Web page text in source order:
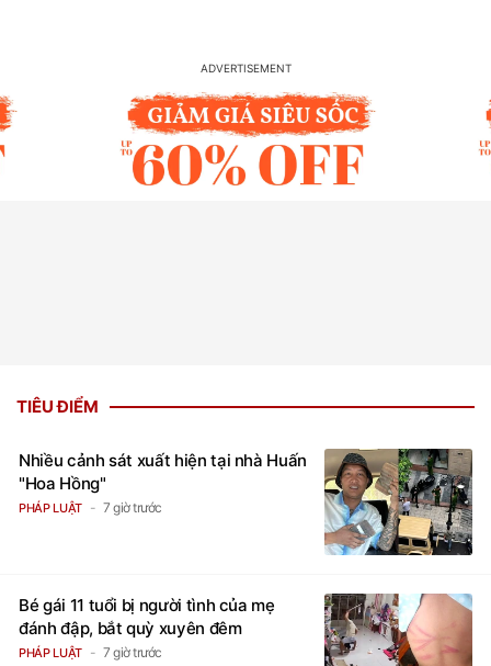
TIÊU ĐIỂM
Nhiều cảnh sát xuất hiện tại nhà Huấn
"Hoa Hồng"
PHÁP LUẬT 7 giờ trước
Bé gái 11 tuổi bị người tình của mẹ
đánh đập, bắt quỳ xuyên đêm
PHÁP LUẬT 7 giờ trước